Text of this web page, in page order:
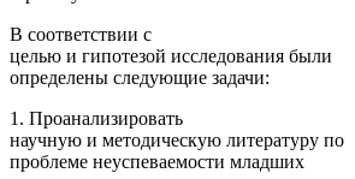
В соответствии с
целью и гипотезой исследования были
определены следующие задачи:
1. Проанализировать
научную и методическую литературу по
проблеме неуспеваемости младших